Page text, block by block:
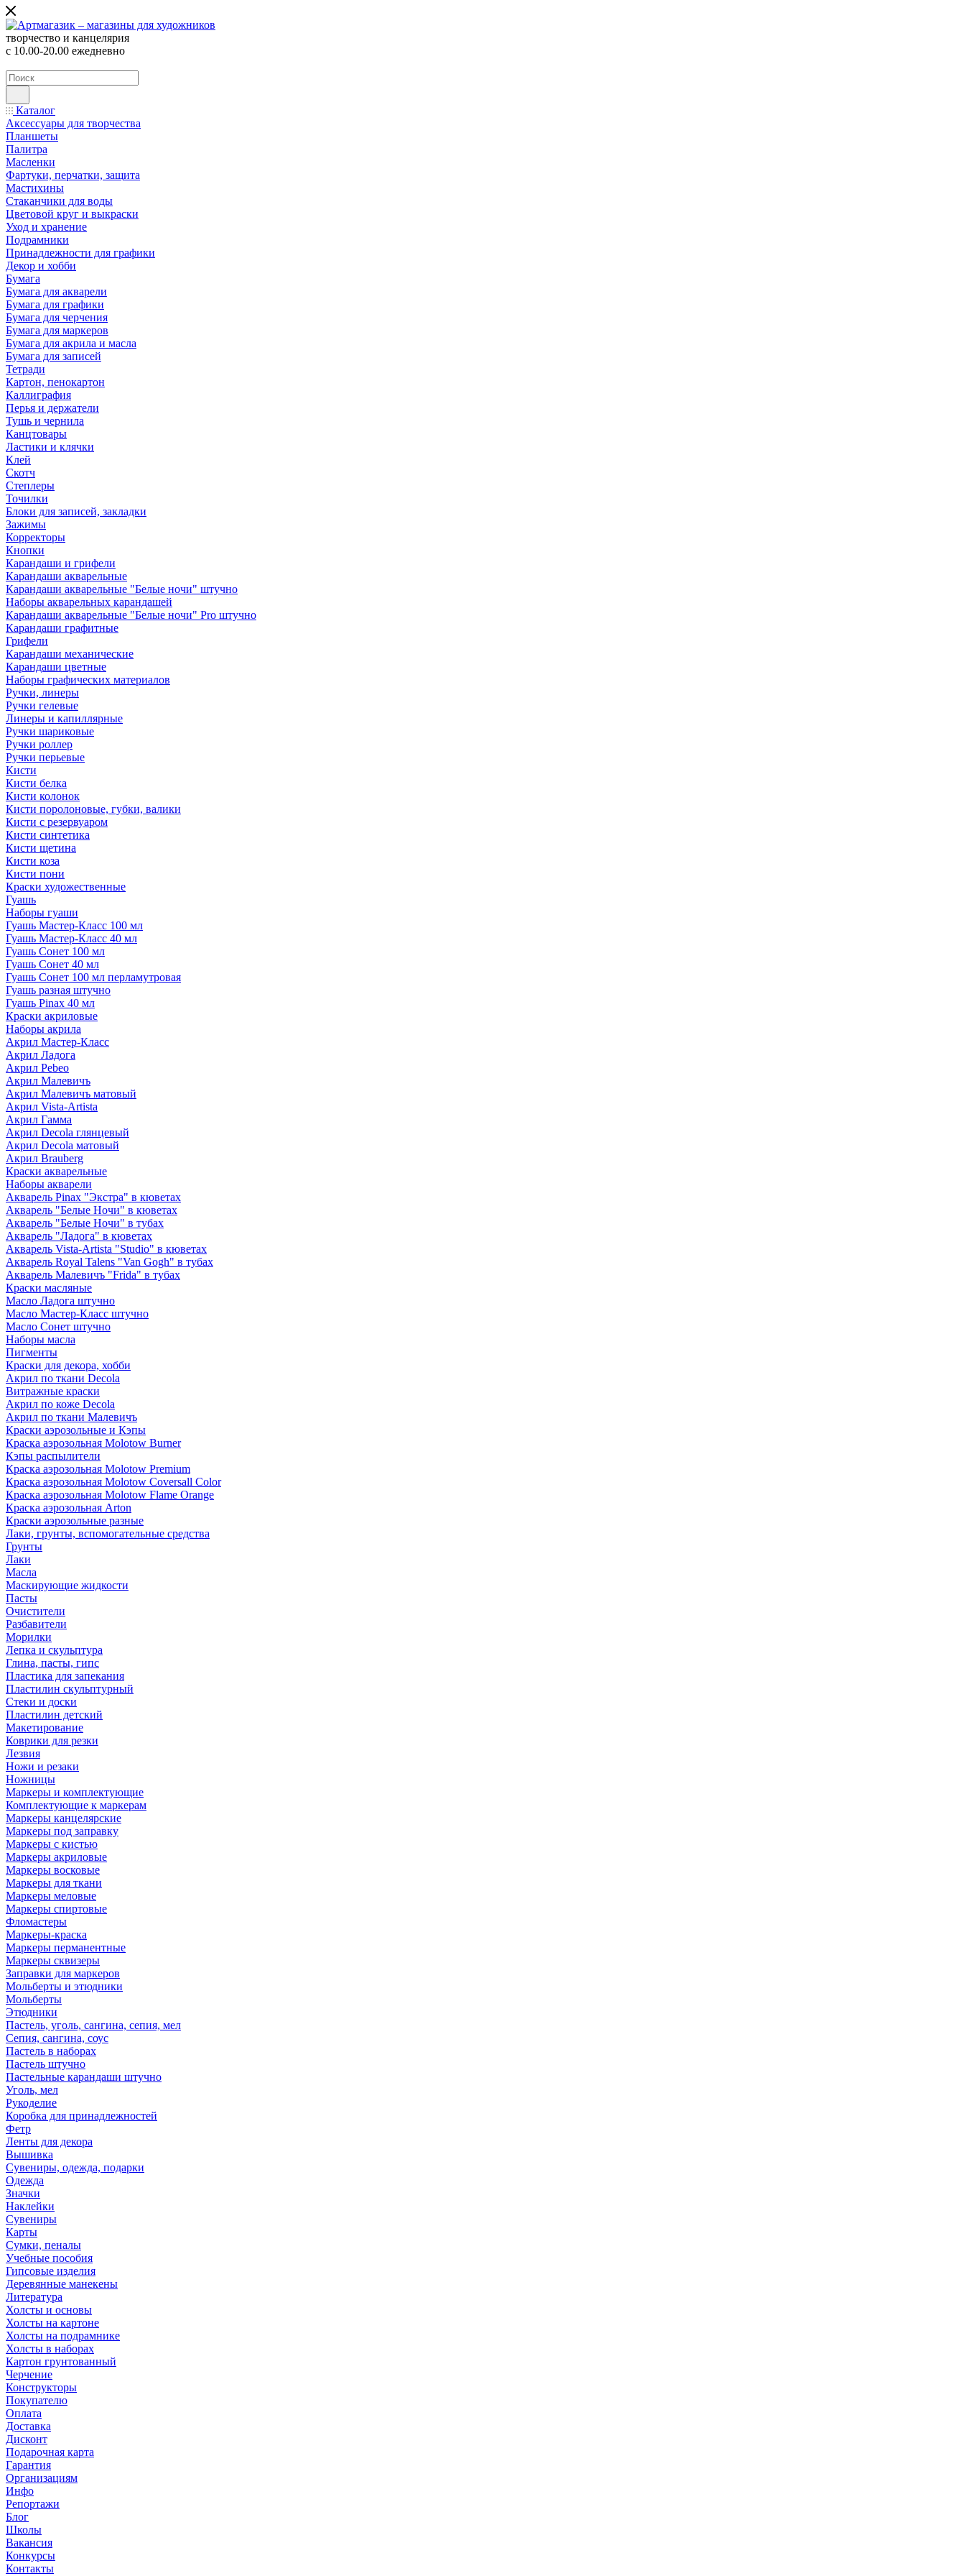
творчество и канцелярия
с 10.00-20.00 ежедневно
Каталог
Аксессуары для творчества
Планшеты
Палитра
Масленки
Фартуки, перчатки, защита
Мастихины
Стаканчики для воды
Цветовой круг и выкраски
Уход и хранение
Подрамники
Принадлежности для графики
Декор и хобби
Бумага
Бумага для акварели
Бумага для графики
Бумага для черчения
Бумага для маркеров
Бумага для акрила и масла
Бумага для записей
Тетради
Картон, пенокартон
Каллиграфия
Перья и держатели
Тушь и чернила
Канцтовары
Ластики и клячки
Клей
Скотч
Степлеры
Точилки
Блоки для записей, закладки
Зажимы
Корректоры
Кнопки
Карандаши и грифели
Карандаши акварельные
Карандаши акварельные "Белые ночи" штучно
Наборы акварельных карандашей
Карандаши акварельные "Белые ночи" Pro штучно
Карандаши графитные
Грифели
Карандаши механические
Карандаши цветные
Наборы графических материалов
Ручки, линеры
Ручки гелевые
Линеры и капиллярные
Ручки шариковые
Ручки роллер
Ручки перьевые
Кисти
Кисти белка
Кисти колонок
Кисти поролоновые, губки, валики
Кисти с резервуаром
Кисти синтетика
Кисти щетина
Кисти коза
Кисти пони
Краски художественные
Гуашь
Наборы гуаши
Гуашь Мастер-Класс 100 мл
Гуашь Мастер-Класс 40 мл
Гуашь Сонет 100 мл
Гуашь Сонет 40 мл
Гуашь Сонет 100 мл перламутровая
Гуашь разная штучно
Гуашь Pinax 40 мл
Краски акриловые
Наборы акрила
Акрил Мастер-Класс
Акрил Ладога
Акрил Pebeo
Акрил Малевичъ
Акрил Малевичъ матовый
Акрил Vista-Artista
Акрил Гамма
Акрил Decola глянцевый
Акрил Decola матовый
Акрил Brauberg
Краски акварельные
Наборы акварели
Акварель Pinax "Экстра" в кюветах
Акварель "Белые Ночи" в кюветах
Акварель "Белые Ночи" в тубах
Акварель "Ладога" в кюветах
Акварель Vista-Artista "Studio" в кюветах
Акварель Royal Talens "Van Gogh" в тубах
Акварель Малевичъ "Frida" в тубах
Краски масляные
Масло Ладога штучно
Масло Мастер-Класс штучно
Масло Сонет штучно
Наборы масла
Пигменты
Краски для декора, хобби
Акрил по ткани Decola
Витражные краски
Акрил по коже Decola
Акрил по ткани Малевичъ
Краски аэрозольные и Кэпы
Краска аэрозольная Molotow Burner
Кэпы распылители
Краска аэрозольная Molotow Premium
Краска аэрозольная Molotow Coversall Color
Краска аэрозольная Molotow Flame Orange
Краска аэрозольная Arton
Краски аэрозольные разные
Лаки, грунты, вспомогательные средства
Грунты
Лаки
Масла
Маскирующие жидкости
Пасты
Очистители
Разбавители
Морилки
Лепка и скульптура
Глина, пасты, гипс
Пластика для запекания
Пластилин скульптурный
Стеки и доски
Пластилин детский
Макетирование
Коврики для резки
Лезвия
Ножи и резаки
Ножницы
Маркеры и комплектующие
Комплектующие к маркерам
Маркеры канцелярские
Маркеры под заправку
Маркеры с кистью
Маркеры акриловые
Маркеры восковые
Маркеры для ткани
Маркеры меловые
Маркеры спиртовые
Фломастеры
Маркеры-краска
Маркеры перманентные
Маркеры сквизеры
Заправки для маркеров
Мольберты и этюдники
Мольберты
Этюдники
Пастель, уголь, сангина, сепия, мел
Сепия, сангина, соус
Пастель в наборах
Пастель штучно
Пастельные карандаши штучно
Уголь, мел
Рукоделие
Коробка для принадлежностей
Фетр
Ленты для декора
Вышивка
Сувениры, одежда, подарки
Одежда
Значки
Наклейки
Сувениры
Карты
Сумки, пеналы
Учебные пособия
Гипсовые изделия
Деревянные манекены
Литература
Холсты и основы
Холсты на картоне
Холсты на подрамнике
Холсты в наборах
Картон грунтованный
Черчение
Конструкторы
Покупателю
Оплата
Доставка
Дисконт
Подарочная карта
Гарантия
Организациям
Инфо
Репортажи
Блог
Школы
Вакансия
Конкурсы
Контакты